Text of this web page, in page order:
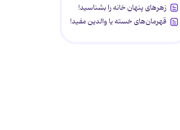
زهرهای پنهان خانه را بشناسید!
قهرمان‌های خسته یا والدین مفید!